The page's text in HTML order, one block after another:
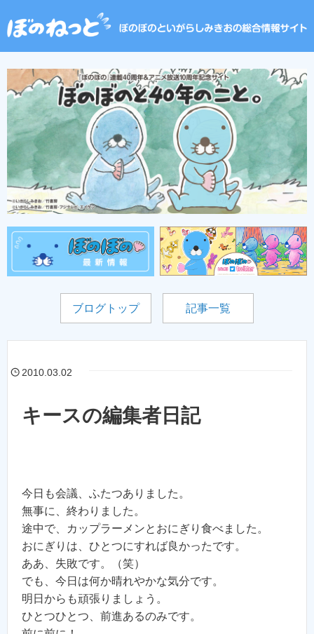
ブログトップ 記事一覧
2010.03.02
キースの編集者日記
今日も会議、ふたつありました。
無事に、終わりました。
途中で、カップラーメンとおにぎり食べました。
おにぎりは、ひとつにすれば良かったです。
ああ、失敗です。（笑）
でも、今日は何か晴れやかな気分です。
明日からも頑張りましょう。
ひとつひとつ、前進あるのみです。